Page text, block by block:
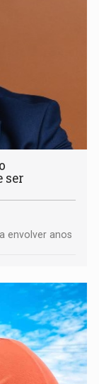
ser
envolver anos